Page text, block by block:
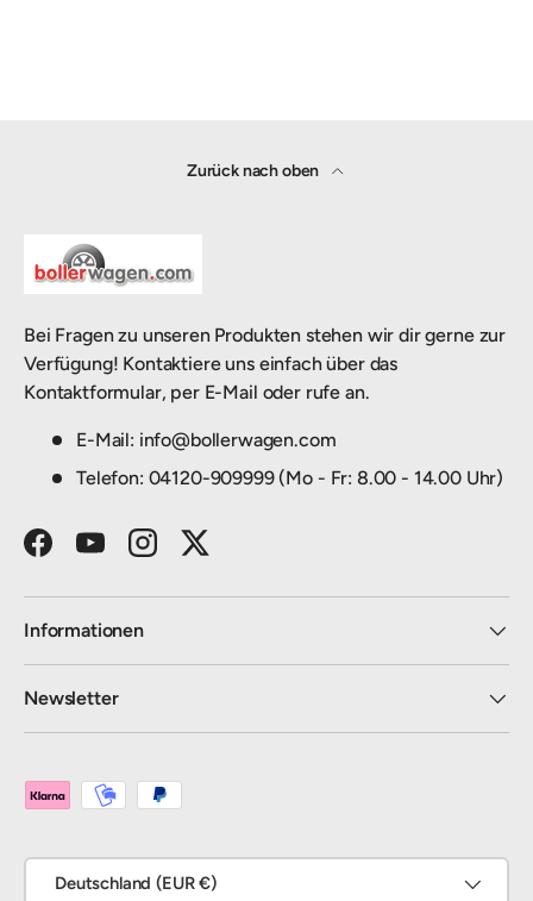
Zurück nach oben
Bei Fragen zu unseren Produkten stehen wir dir gerne zur
Verfügung! Kontaktiere uns einfach über das
Kontaktformular, per E-Mail oder rufe an.
E-Mail: info@bollerwagen.com
Telefon: 04120-909999 (Mo - Fr: 8.00 - 14.00 Uhr)
FacebookYouTubeInstagramTwitter
Informationen
Newsletter
Zahlungsmethoden
Deutschland (EUR €)